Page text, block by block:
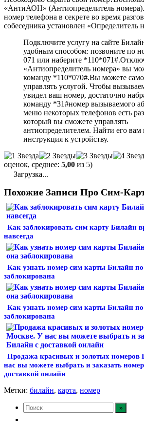
«АнтиАОН» (Антиопределитель
номер телефона в секрете во время
собеседника установлен «Определитель
Подключите услугу на сайте
удобным способом: позвоните по
071 или наберите
«Антиопределитель номера» вы
команду *110*070#.Вы можете
управлять услугой. Чтобы
увидел ваш номер, достаточно
команду *31#номер вызываемого
меню некоторых телефонов есть
который вы сможете управлять
антиопределителем. Найти его
инструкция к устройству.
оценок, среднее: 5,00 из 5)
Загрузка...
Похожие Записи Про Сим-
Как заблокировать сим карту Билайн
навсегда
Как узнать номер сим карты Билайн по
заблокирована
Как узнать номер сим карты Билайн по
заблокирована
Продажа красивых и золотых
нас вы можете выбрать и заказать
доставкой онлайн
Метки: билайн, карта, номер